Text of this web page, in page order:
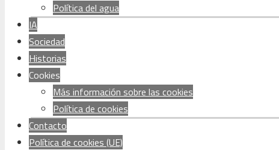
Política del agua
IA
Sociedad
Historias
Cookies
Más información sobre las cookies
Política de cookies
Contacto
Política de cookies (UE)